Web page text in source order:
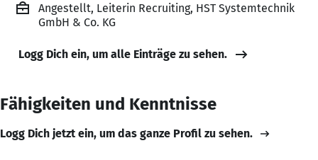
Angestellt, Leiterin Recruiting, HST Systemtechnik
GmbH & Co. KG
Logg Dich ein, um alle Einträge zu sehen.
Fähigkeiten und Kenntnisse
Logg Dich jetzt ein, um das ganze Profil zu sehen.